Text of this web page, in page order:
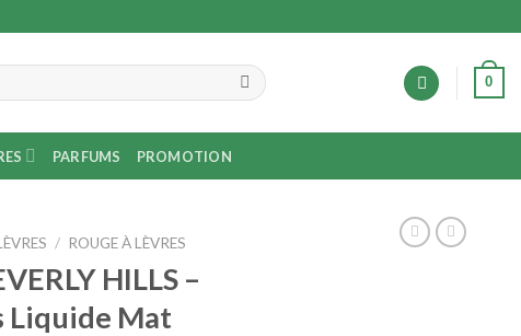
0
PARFUMS PROMOTION
/ ROUGE À LÈVRES
HILLS –
Liquide Mat